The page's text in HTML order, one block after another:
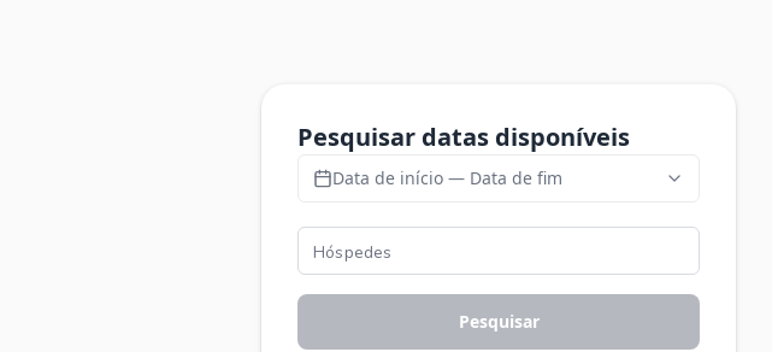
Pesquisar datas disponíveis
Data de início — Data de fim
Pesquisar